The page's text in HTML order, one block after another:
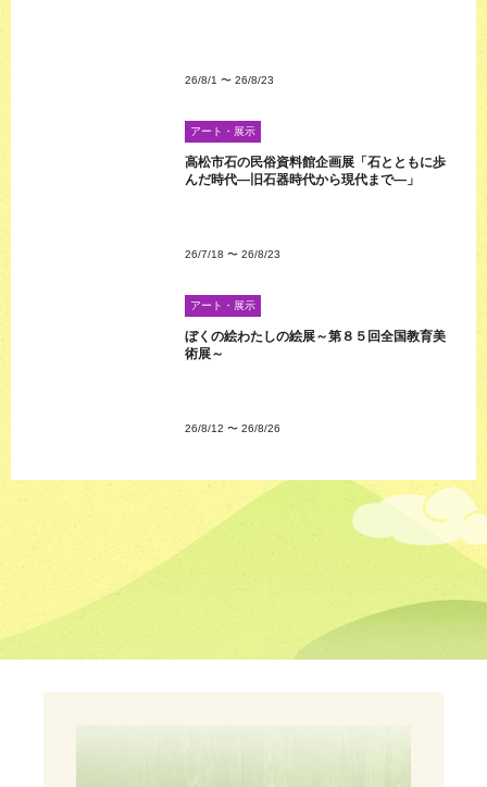
26/8/1 〜 26/8/23
アート・展示
高松市石の民俗資料館企画展「石とともに歩
んだ時代―旧石器時代から現代まで―」
26/7/18 〜 26/8/23
アート・展示
ぼくの絵わたしの絵展～第８５回全国教育美
術展～
26/8/12 〜 26/8/26